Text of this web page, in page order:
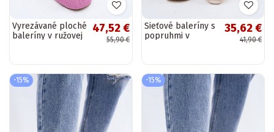
Vyrezávané ploché
baleríny v ružovej
47,52 €
55,90 €
Sieťové baleríny s
popruhmi v
35,62 €
41,90 €
-15% -15%